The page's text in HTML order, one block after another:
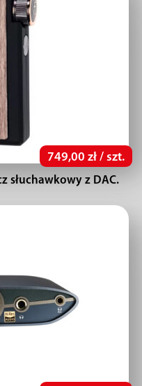
749,00 zł / szt.
słuchawkowy z DAC.